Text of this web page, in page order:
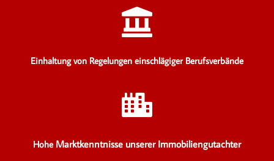
Einhaltung von Regelungen einschlägiger Berufsverbände
Hohe Marktkenntnisse unserer Immobiliengutachter